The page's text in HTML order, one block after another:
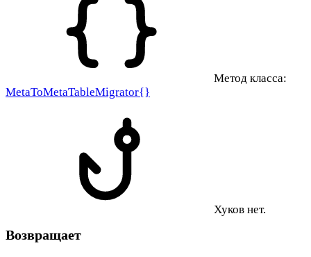
Метод класса:
MetaToMetaTableMigrator{}
Хуков нет.
Возвращает